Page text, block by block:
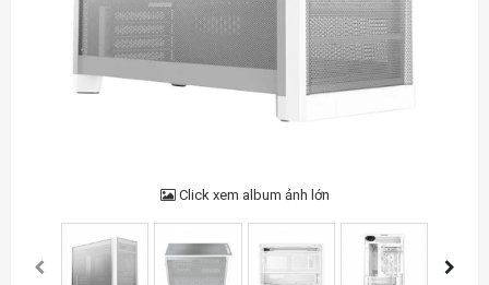
Click xem album ảnh lớn